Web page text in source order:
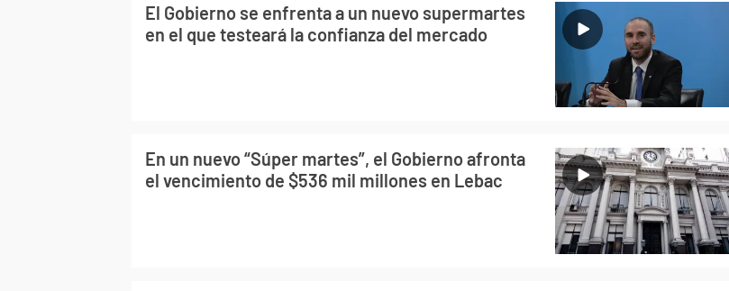
El Gobierno se enfrenta a un nuevo supermartes
en el que testeará la confianza del mercado
En un nuevo “Súper martes”, el Gobierno afronta
el vencimiento de $536 mil millones en Lebac